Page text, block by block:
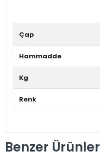
Çap
Hammadde
Kg
Renk
Benzer Ürünler